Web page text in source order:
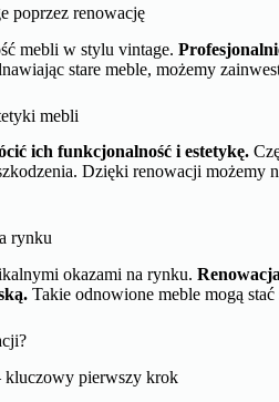
poprzez renowację
mebli w stylu vintage.
stare meble, możemy
mebli
ich funkcjonalność i estetykę.
Dzięki renowacji możemy
rynku
okazami na rynku.
Takie odnowione meble mogą
kluczowy pierwszy krok